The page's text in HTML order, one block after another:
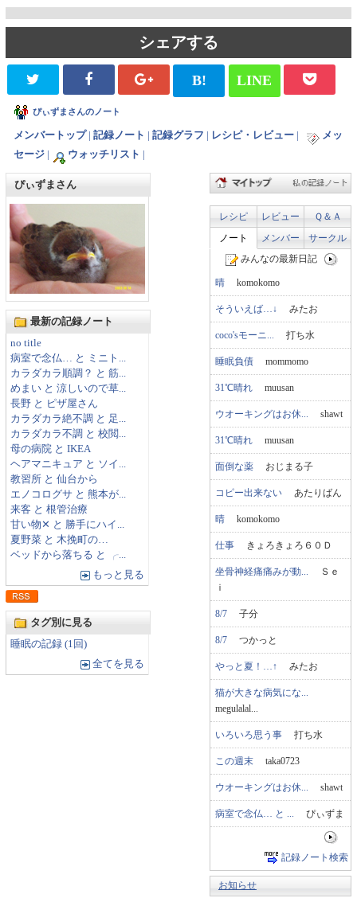
シェアする
B! LINE
ぴぃずまさんのノート
メンバートップ| 記録ノート 記録グラフ レシピ・レビュー
メッ
セージ
ウォッチリスト
ぴぃずまさん
最新の記録ノート
no title
病室で念仏… と ミニト...
カラダカラ順調？ と 筋...
めまい と 涼しいので草...
長野 と ピザ屋さん
カラダカラ絶不調 と 足...
カラダカラ不調 と 校閲...
母の病院 と IKEA
ヘアマニキュア と ソイ...
教習所 と 仙台から
エノコログサ と 熊本が...
来客 と 根管治療
甘い物✕ と 勝手にハイ...
夏野菜 と 木挽町の…
ベッドから落ちる と ╭...
もっと見る
タグ別に見る
睡眠の記録 (1回)
全てを見る
レシピ レビュー
Ｑ＆Ａ
ノート
メンバー
サークル
みんなの最新日記
晴 komokomo
そういえば…↓ みたお
coco'sモーニ... 打ち水
睡眠負債 mommomo
31℃晴れ muusan
ウオーキングはお休... shawt
31℃晴れ muusan
面倒な薬 おじまる子
コピー出来ない あたりばん
晴 komokomo
仕事 きょろきょろ６０Ｄ
坐骨神経痛痛みが動...
Ｓｅ
ｉ
8/7 子分
8/7 つかっと
やっと夏！…↑ みたお
猫が大きな病気にな...
megulalal...
いろいろ思う事 打ち水
この週末 taka0723
ウオーキングはお休... shawt
病室で念仏… と ... ぴぃずま
記録ノート検索
お知らせ